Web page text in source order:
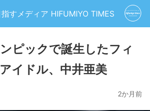
すメディア HIFUMIYO TIMES
ピックで誕生したフィ
イドル、中井亜美
2か月前